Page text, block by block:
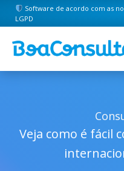
Software de acordo com as
LGPD
Veja como é fácil